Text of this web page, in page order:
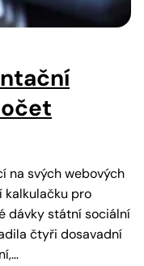
na svých webových
kalkulačku pro
dávky státní sociální
čtyři dosavadní